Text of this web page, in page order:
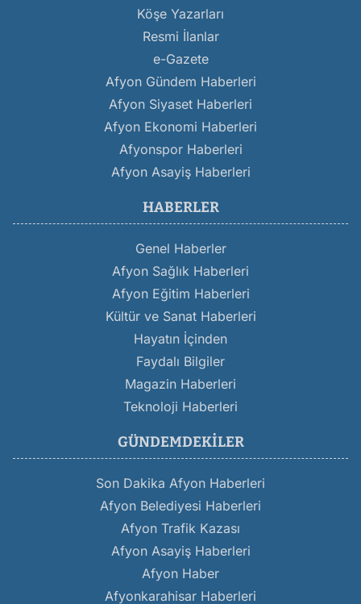
Köşe Yazarları
Resmi İlanlar
e-Gazete
Afyon Gündem Haberleri
Afyon Siyaset Haberleri
Afyon Ekonomi Haberleri
Afyonspor Haberleri
Afyon Asayiş Haberleri
HABERLER
Genel Haberler
Afyon Sağlık Haberleri
Afyon Eğitim Haberleri
Kültür ve Sanat Haberleri
Hayatın İçinden
Faydalı Bilgiler
Magazin Haberleri
Teknoloji Haberleri
GÜNDEMDEKILER
Son Dakika Afyon Haberleri
Afyon Belediyesi Haberleri
Afyon Trafik Kazası
Afyon Asayiş Haberleri
Afyon Haber
Afyonkarahisar Haberleri